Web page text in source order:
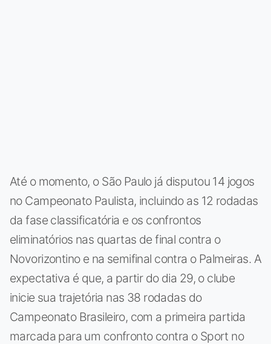
Até o momento, o São Paulo já disputou 14 jogos
no Campeonato Paulista, incluindo as 12 rodadas
da fase classificatória e os confrontos
eliminatórios nas quartas de final contra o
Novorizontino e na semifinal contra o Palmeiras. A
expectativa é que, a partir do dia 29, o clube
inicie sua trajetória nas 38 rodadas do
Campeonato Brasileiro, com a primeira partida
marcada para um confronto contra o Sport no